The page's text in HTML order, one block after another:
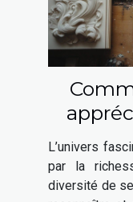
L’univers
par la
diversité de